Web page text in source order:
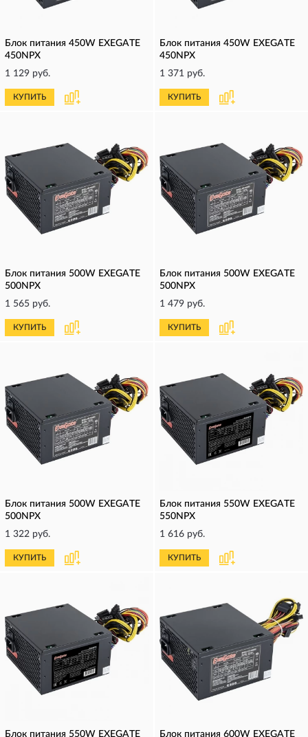
Блок питания 450W EXEGATE
450NPX
1 129 руб.
КУПИТЬ
Блок питания 450W EXEGATE
450NPX
1 371 руб.
КУПИТЬ
Блок питания 500W EXEGATE
500NPX
1 565 руб.
КУПИТЬ
Блок питания 500W EXEGATE
500NPX
1 479 руб.
КУПИТЬ
Блок питания 500W EXEGATE
500NPX
1 322 руб.
КУПИТЬ
Блок питания 550W EXEGATE
550NPX
1 616 руб.
КУПИТЬ
Блок питания 550W EXEGATE Блок питания 600W EXEGATE